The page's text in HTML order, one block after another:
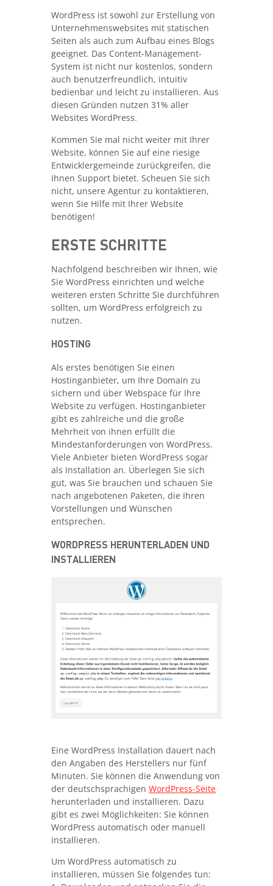
WordPress ist sowohl zur Erstellung von
Unternehmenswebsites mit statischen
Seiten als auch zum Aufbau eines Blogs
geeignet. Das Content-Management-
System ist nicht nur kostenlos, sondern
auch benutzerfreundlich, intuitiv
bedienbar und leicht zu installieren. Aus
diesen Gründen nutzen 31% aller
Websites WordPress.
Kommen Sie mal nicht weiter mit Ihrer
Website, können Sie auf eine riesige
Entwicklergemeinde zurückgreifen, die
Ihnen Support bietet. Scheuen Sie sich
nicht, unsere Agentur zu kontaktieren,
wenn Sie Hilfe mit Ihrer Website
benötigen!
ERSTE SCHRITTE
Nachfolgend beschreiben wir Ihnen, wie
Sie WordPress einrichten und welche
weiteren ersten Schritte Sie durchführen
sollten, um WordPress erfolgreich zu
nutzen.
HOSTING
Als erstes benötigen Sie einen
Hostinganbieter, um Ihre Domain zu
sichern und über Webspace für Ihre
Website zu verfügen. Hostinganbieter
gibt es zahlreiche und die große
Mehrheit von ihnen erfüllt die
Mindestanforderungen von WordPress.
Viele Anbieter bieten WordPress sogar
als Installation an. Überlegen Sie sich
gut, was Sie brauchen und schauen Sie
nach angebotenen Paketen, die Ihren
Vorstellungen und Wünschen
entsprechen.
WORDPRESS HERUNTERLADEN UND
INSTALLIEREN
Eine WordPress Installation dauert nach
den Angaben des Herstellers nur fünf
Minuten. Sie können die Anwendung von
der deutschsprachigen WordPress-Seite
herunterladen und installieren. Dazu
gibt es zwei Möglichkeiten: Sie können
WordPress automatisch oder manuell
installieren.
Um WordPress automatisch zu
installieren, müssen Sie folgendes tun: